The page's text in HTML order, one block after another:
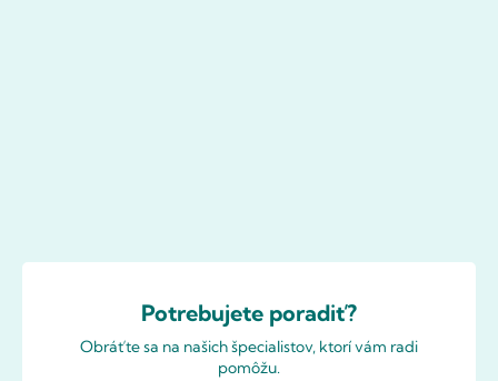
Potrebujete poradiť?
Obráťte sa na našich špecialistov, ktorí vám radi
pomôžu.